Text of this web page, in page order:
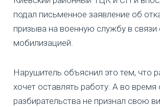
подал письменное заявление об
призыва на военную службу в связи
мобилизацией.
Нарушитель объяснил это тем, что
хочет оставлять работу. А во время
разбирательства не признал свою